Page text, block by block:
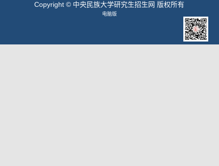
Copyright © 中央民族大学研究生招生网 版权所有
电脑版